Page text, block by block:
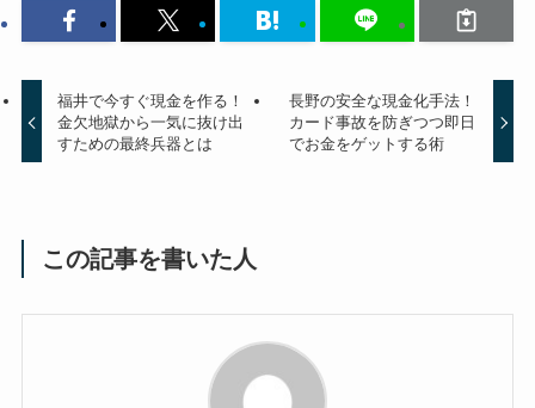
福井で今すぐ現金を作る！
金欠地獄から一気に抜け出
すための最終兵器とは
長野の安全な現金化手法！
カード事故を防ぎつつ即日
でお金をゲットする術
この記事を書いた人